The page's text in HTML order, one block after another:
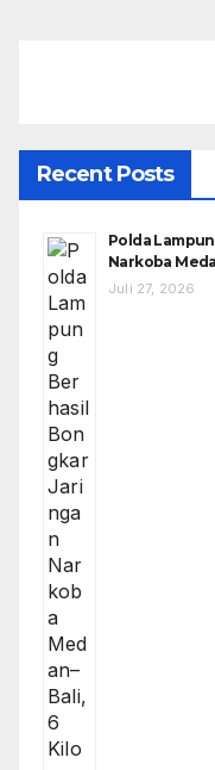
Recent Posts
Polda
Narkoba
Juli 27, 2026